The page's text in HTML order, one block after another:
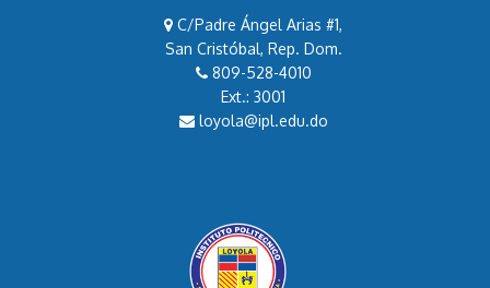
C/Padre Ángel Arias #1,
San Cristóbal, Rep. Dom.
809-528-4010
Ext.: 3001
loyola@ipl.edu.do